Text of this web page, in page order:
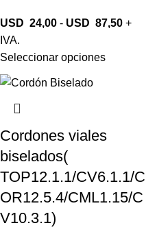
USD 24,00 - USD 87,50 +
IVA.
Seleccionar opciones
Cordones viales
biselados(
TOP12.1.1/CV6.1.1/C
OR12.5.4/CML1.15/C
V10.3.1)